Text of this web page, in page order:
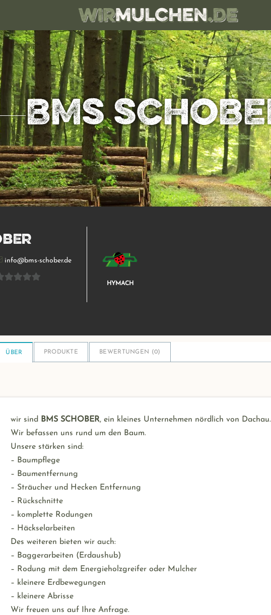
BMS
info@bms-schober.de
HYMACH
ÜBER PRODUKTE BEWERTUNGEN (0)
wir sind BMS SCHOBER, ein kleines Unternehmen nördlich von Dachau.
Wir befassen uns rund um den Baum.
Unsere stärken sind:
– Baumpflege
– Baumentfernung
– Sträucher und Hecken Entfernung
– Rückschnitte
– komplette Rodungen
– Häckselarbeiten
Des weiteren bieten wir auch:
– Baggerarbeiten (Erdaushub)
– Rodung mit dem Energieholzgreifer oder Mulcher
– kleinere Erdbewegungen
– kleinere Abrisse
Wir freuen uns auf Ihre Anfrage.